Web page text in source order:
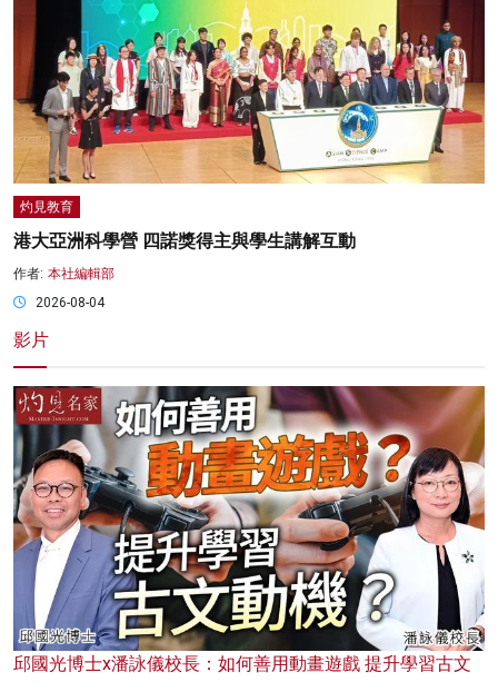
灼見教育
港大亞洲科學營 四諾獎得主與學生講解互動
作者: 本社編輯部
2026-08-04
影片
邱國光博士x潘詠儀校長：如何善用動畫遊戲 提升學習古文